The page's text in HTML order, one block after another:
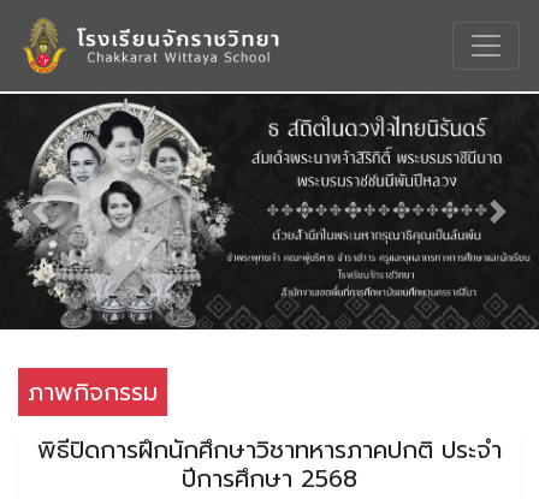
Previous Next
ภาพกิจกรรม
พิธีปิดการฝึกนักศึกษาวิชาทหารภาคปกติ ประจำ
ปีการศึกษา 2568